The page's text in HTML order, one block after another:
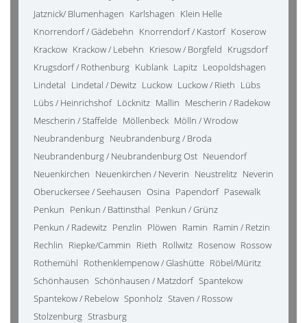
Jatznick/ Blumenhagen Karlshagen Klein Helle
Knorrendorf / Gädebehn Knorrendorf / Kastorf Koserow
Krackow Krackow / Lebehn Kriesow / Borgfeld Krugsdorf
Krugsdorf / Rothenburg Kublank Lapitz Leopoldshagen
Lindetal Lindetal / Dewitz Luckow Luckow / Rieth Lübs
Lübs / Heinrichshof Löcknitz Mallin Mescherin / Radekow
Mescherin / Staffelde Möllenbeck Mölln / Wrodow
Neubrandenburg Neubrandenburg / Broda
Neubrandenburg / Neubrandenburg Ost Neuendorf
Neuenkirchen Neuenkirchen / Neverin Neustrelitz Neverin
Oberuckersee / Seehausen Osina Papendorf Pasewalk
Penkun Penkun / Battinsthal Penkun / Grünz
Penkun / Radewitz Penzlin Plöwen Ramin Ramin / Retzin
Rechlin Riepke/Cammin Rieth Rollwitz Rosenow Rossow
Rothemühl Rothenklempenow / Glashütte Röbel/Müritz
Schönhausen Schönhausen / Matzdorf Spantekow
Spantekow / Rebelow Sponholz Staven / Rossow
Stolzenburg Strasburg